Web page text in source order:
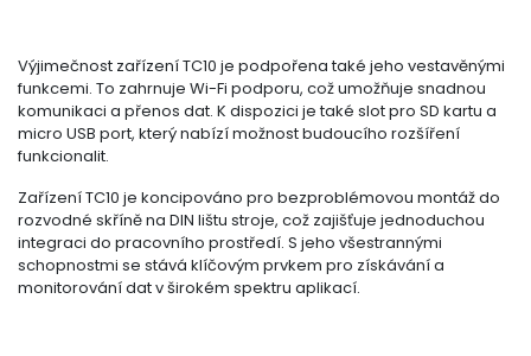
Výjimečnost zařízení TC10 je podpořena také jeho vestavěnými
funkcemi. To zahrnuje Wi-Fi podporu, což umožňuje snadnou
komunikaci a přenos dat. K dispozici je také slot pro SD kartu a
micro USB port, který nabízí možnost budoucího rozšíření
funkcionalit.
Zařízení TC10 je koncipováno pro bezproblémovou montáž do
rozvodné skříně na DIN lištu stroje, což zajišťuje jednoduchou
integraci do pracovního prostředí. S jeho všestrannými
schopnostmi se stává klíčovým prvkem pro získávání a
monitorování dat v širokém spektru aplikací.